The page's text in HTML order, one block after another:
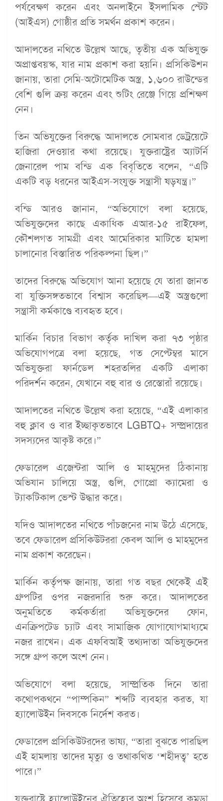
পর্যবেক্ষণ করেন এবং অনলাইনে ইসলামিক স্টেট
(আইএস) গোষ্ঠীর প্রতি সমর্থন প্রকাশ করেন।
আদালতের নথিতে উল্লেখ আছে, তৃতীয় এক অভিযুক্ত
অপ্রাপ্তবয়স্ক, যার নাম প্রকাশ করা হয়নি। প্রসিকিউশন
জানায়, তারা সেমি-অটোমেটিক অস্ত্র, ১,৬০০ রাউন্ডের
বেশি গুলি ক্রয় করেন এবং শুটিং রেঞ্জে গিয়ে প্রশিক্ষণ
নেন।
তিন অভিযুক্তের বিরুদ্ধে আদালতে সোমবার ডেট্রয়েটে
হাজিরা দেওয়ার কথা রয়েছে। যুক্তরাষ্ট্রের অ্যাটর্নি
জেনারেল পাম বন্ডি এক বিবৃতিতে বলেন, “এটি
একটি বড় ধরনের আইএস-সংযুক্ত সন্ত্রাসী ষড়যন্ত্র।”
বন্ডি আরও জানান, “অভিযোগে বলা হয়েছে,
অভিযুক্তদের কাছে একাধিক এআর-১৫ রাইফেল,
কৌশলগত সামগ্রী এবং আমেরিকার মাটিতে হামলা
চালানোর বিস্তারিত পরিকল্পনা ছিল।”
তাদের বিরুদ্ধে অভিযোগ আনা হয়েছে যে তারা জানত
বা যুক্তিসঙ্গতভাবে বিশ্বাস করেছিল—এই অস্ত্রগুলো
সন্ত্রাসী কর্মকাণ্ডে ব্যবহৃত হবে।
মার্কিন বিচার বিভাগ কর্তৃক দাখিল করা ৭৩ পৃষ্ঠার
অভিযোগপত্রে বলা হয়েছে, গত সেপ্টেম্বর মাসে
অভিযুক্তরা ফার্নডেল শহরতলির একটি এলাকা
পরিদর্শন করেন, যেখানে বহু বার ও রেস্তোরাঁ রয়েছে।
আদালতের নথিতে উল্লেখ করা হয়েছে, “এই এলাকার
বহু ক্লাব ও বার ইচ্ছাকৃতভাবে LGBTQ+ সম্প্রদায়ের
সদস্যদের আকৃষ্ট করে।”
ফেডারেল এজেন্টরা আলি ও মাহমুদের ঠিকানায়
অভিযান চালিয়ে অস্ত্র, গুলি, গোপ্রো ক্যামেরা ও
ট্যাকটিকাল ভেস্ট উদ্ধার করে।
যদিও আদালতের নথিতে পাঁচজনের নাম উঠে এসেছে,
তবে ফেডারেল প্রসিকিউটররা কেবল আলি ও মাহমুদের
নাম প্রকাশ করেছেন।
মার্কিন কর্তৃপক্ষ জানায়, তারা গত বছর থেকেই এই
গ্রুপটির ওপর নজরদারি শুরু করে। আদালতের
অনুমতিতে কর্মকর্তারা অভিযুক্তদের ফোন,
এনক্রিপটেড চ্যাট এবং সামাজিক যোগাযোগমাধ্যমে
নজর রাখেন। এক এফবিআই তথ্যদাতা অভিযুক্তদের
সঙ্গে গ্রুপ কলে অংশ নেন।
অভিযোগে বলা হয়েছে, সাম্প্রতিক দিনে তারা
কথোপকথনে “পাম্পকিন” শব্দটি ব্যবহার করত, যা
হ্যালোউইন দিবসকে নির্দেশ করত।
ফেডারেল প্রসিকিউটরদের ভাষ্য, “তারা বুঝতে পারছিল
এই হামলায় তাদের মৃত্যু ও তথাকথিত ‘শহীদত্ব’ হতে
পারে।”